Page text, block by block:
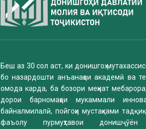
Беш аз 30 сол аст, ки донишгоҳ
бо назардошти анъанаҳои академӣ ва
омода карда, ба бозори меҳнат
дорои барномаҳои мукаммали
байналмилалӣ, пойгоҳи мустаҳками
фаъолу пурмуҳтавои